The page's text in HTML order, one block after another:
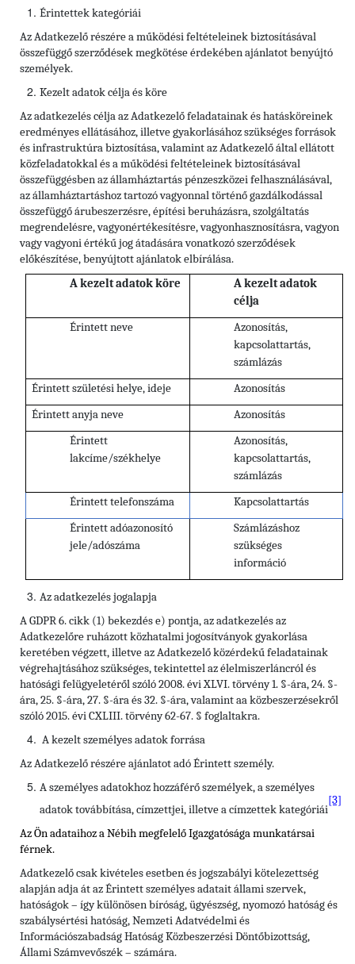
Érintettek kategóriái
Az Adatkezelő részére a működési feltételeinek biztosításával
összefüggő szerződések megkötése érdekében ajánlatot benyújtó
személyek.
Kezelt adatok célja és köre
Az adatkezelés célja az Adatkezelő feladatainak és hatásköreinek
eredményes ellátásához, illetve gyakorlásához szükséges források
és infrastruktúra biztosítása, valamint az Adatkezelő által ellátott
közfeladatokkal és a működési feltételeinek biztosításával
összefüggésben az államháztartás pénzeszközei felhasználásával,
az államháztartáshoz tartozó vagyonnal történő gazdálkodással
összefüggő árubeszerzésre, építési beruházásra, szolgáltatás
megrendelésre, vagyonértékesítésre, vagyonhasznosításra, vagyon
vagy vagyoni értékű jog átadására vonatkozó szerződések
előkészítése, benyújtott ajánlatok elbírálása.
A kezelt adatok köre
A kezelt adatok
célja
Érintett neve
Azonosítás,
kapcsolattartás,
számlázás
Érintett születési helye, ideje
Azonosítás
Érintett anyja neve
Azonosítás
Érintett
lakcíme/székhelye
Azonosítás,
kapcsolattartás,
számlázás
Érintett telefonszáma
Kapcsolattartás
Érintett adóazonosító
jele/adószáma
Számlázáshoz
szükséges
információ
Az adatkezelés jogalapja
A GDPR 6. cikk (1) bekezdés e) pontja, az adatkezelés az
Adatkezelőre ruházott közhatalmi jogosítványok gyakorlása
keretében végzett, illetve az Adatkezelő közérdekű feladatainak
végrehajtásához szükséges, tekintettel az élelmiszerláncról és
hatósági felügyeletéről szóló 2008. évi XLVI. törvény 1. §-ára, 24. §-
ára, 25. §-ára, 27. §-ára és 32. §-ára, valamint aa közbeszerzésekről
szóló 2015. évi CXLIII. törvény 62-67. § foglaltakra.
A kezelt személyes adatok forrása
Az Adatkezelő részére ajánlatot adó Érintett személy.
A személyes adatokhoz hozzáférő személyek, a személyes
adatok továbbítása, címzettjei, illetve a címzettek kategóriái
[3]
Az Ön adataihoz a Nébih megfelelő Igazgatósága munkatársai
férnek.
Adatkezelő csak kivételes esetben és jogszabályi kötelezettség
alapján adja át az Érintett személyes adatait állami szervek,
hatóságok – így különösen bíróság, ügyészség, nyomozó hatóság és
szabálysértési hatóság, Nemzeti Adatvédelmi és
Információszabadság Hatóság Közbeszerzési Döntőbizottság,
Állami Számvevőszék – számára.